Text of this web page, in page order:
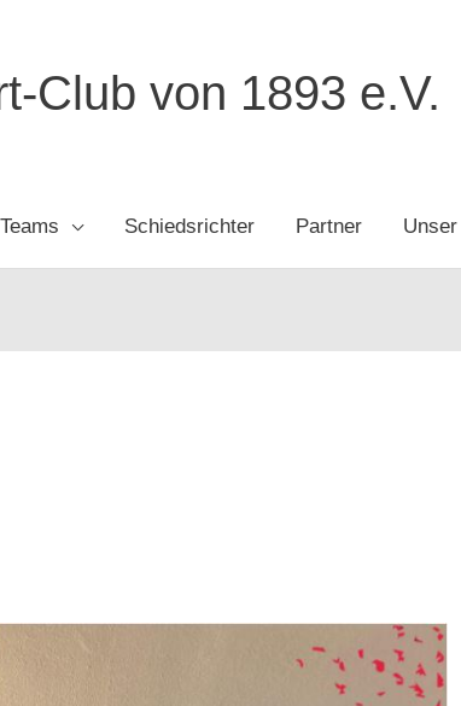
Club von 1893 e.V.
Schiedsrichter Partner